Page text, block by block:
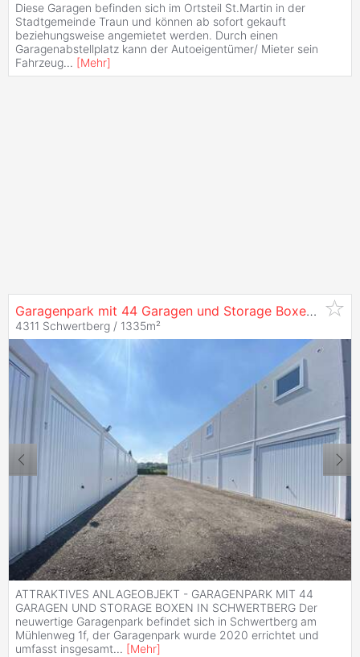
Diese Garagen befinden sich im Ortsteil St.Martin in der
Stadtgemeinde Traun und können ab sofort gekauft
beziehungsweise angemietet werden. Durch einen
Garagenabstellplatz kann der Autoeigentümer/ Mieter sein
Fahrzeug... [Mehr]
Garagenpark mit 44 Garagen und Storage Boxen in Schwertberg zu
4311 Schwertberg / 1335m²
ATTRAKTIVES ANLAGEOBJEKT - GARAGENPARK MIT 44
GARAGEN UND STORAGE BOXEN IN SCHWERTBERG Der
neuwertige Garagenpark befindet sich in Schwertberg am
Mühlenweg 1f, der Garagenpark wurde 2020 errichtet und
umfasst insgesamt... [Mehr]